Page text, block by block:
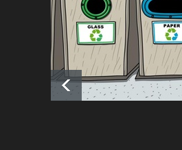
تسلیت به همکار | سهراب خیری
اخبار 6 ماه قبل